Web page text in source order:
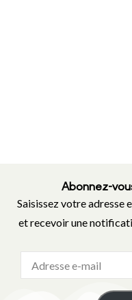
Abonnez-
Saisissez votre adresse
et recevoir une